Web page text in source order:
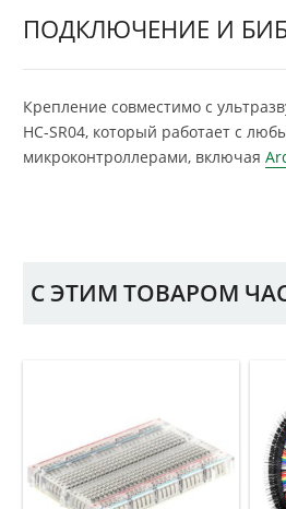
ПОДКЛЮЧЕНИЕ И
Крепление совместимо с
HC-SR04, который работает с
микроконтроллерами, включая
С ЭТИМ ТОВАРОМ